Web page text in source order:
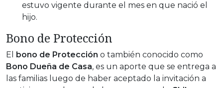
estuvo vigente durante el mes en que nació el
hijo.
Bono de Protección
El bono de Protección o también conocido como
Bono Dueña de Casa, es un aporte que se entrega a
las familias luego de haber aceptado la invitación a